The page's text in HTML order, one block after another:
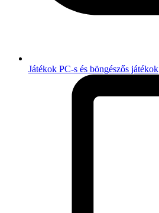
Játékok PC-s és böngészős játékok